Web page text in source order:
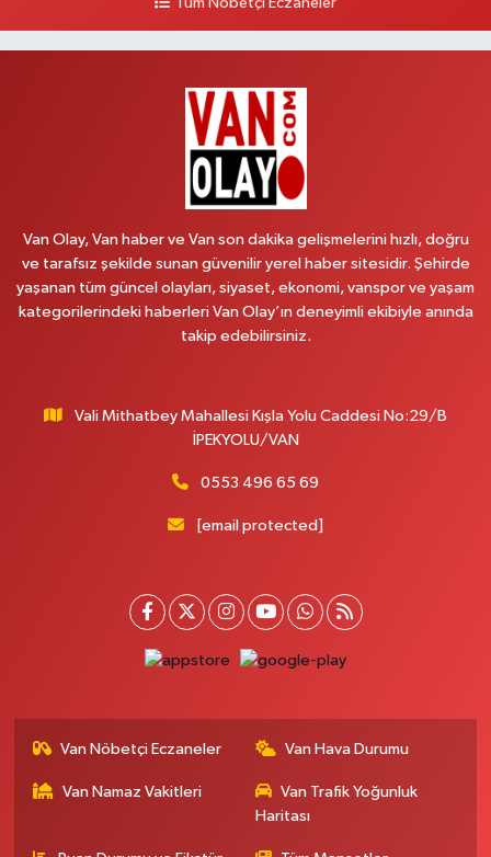
Yol Tarifi Al
ŞEHİT JANDARMA BİNBAŞI KIVANÇ CESUR MAH.VALİ MÜNİR KARALOĞLU
Yol Tarifi Al
KARŞISI
Beyazıt mah.zeylan cad.no:46 A
MAHMUDİYE MAH.ATATÜRK CAD.NO:29 D
0 (432) 712 22 87 Yol Tarifi Al
KAZIM KARABEKIR CADDE ESKİ ARAŞTIRMA HASTANESİ KARŞISI NO:6
Tüm Nöbetçi Eczaneler
Van Olay, Van haber ve Van son dakika gelişmelerini hızlı, doğru
ve tarafsız şekilde sunan güvenilir yerel haber sitesidir. Şehirde
yaşanan tüm güncel olayları, siyaset, ekonomi, vanspor ve yaşam
kategorilerindeki haberleri Van Olay’ın deneyimli ekibiyle anında
takip edebilirsiniz.
Vali Mithatbey Mahallesi Kışla Yolu Caddesi No:29/B
İPEKYOLU/VAN
0553 496 65 69
[email protected]
Van Nöbetçi Eczaneler Van Hava Durumu
Van Namaz Vakitleri
Van Trafik Yoğunluk
Haritası